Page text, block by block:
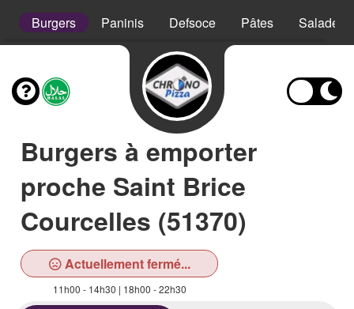
Burgers Paninis Defsoce Pâtes Salades
Burgers à emporter
proche Saint Brice
Courcelles (51370)
Actuellement fermé...
11h00 - 14h30 | 18h00 - 22h30